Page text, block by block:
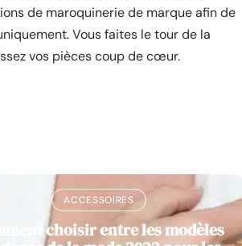
de maroquinerie de marque afin de
Vous faites le tour de la
vos pièces coup de cœur.
ACCESSOIRES
choisir entre les modèles